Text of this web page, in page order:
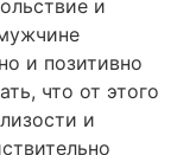
и
и позитивно
что от этого
и